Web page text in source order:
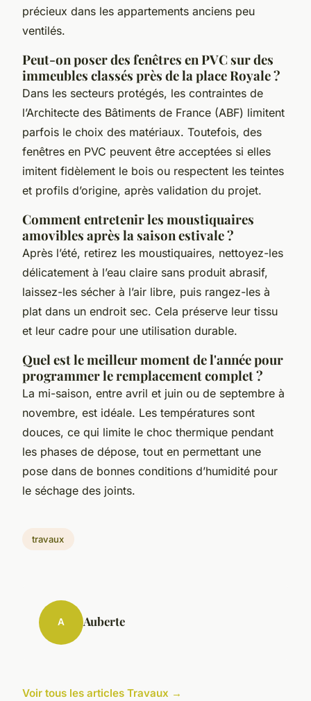
précieux dans les appartements anciens peu
ventilés.
Peut-on poser des fenêtres en PVC sur des
immeubles classés près de la place Royale ?
Dans les secteurs protégés, les contraintes de
l’Architecte des Bâtiments de France (ABF) limitent
parfois le choix des matériaux. Toutefois, des
fenêtres en PVC peuvent être acceptées si elles
imitent fidèlement le bois ou respectent les teintes
et profils d’origine, après validation du projet.
Comment entretenir les moustiquaires
amovibles après la saison estivale ?
Après l’été, retirez les moustiquaires, nettoyez-les
délicatement à l’eau claire sans produit abrasif,
laissez-les sécher à l’air libre, puis rangez-les à
plat dans un endroit sec. Cela préserve leur tissu
et leur cadre pour une utilisation durable.
Quel est le meilleur moment de l'année pour
programmer le remplacement complet ?
La mi-saison, entre avril et juin ou de septembre à
novembre, est idéale. Les températures sont
douces, ce qui limite le choc thermique pendant
les phases de dépose, tout en permettant une
pose dans de bonnes conditions d’humidité pour
le séchage des joints.
travaux
A Auberte
Voir tous les articles Travaux →